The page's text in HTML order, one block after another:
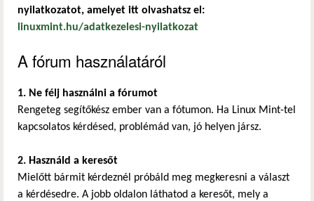
nyilatkozatot, amelyet itt olvashatsz el:
linuxmint.hu/adatkezelesi-nyilatkozat
A fórum használatáról
1. Ne félj használni a fórumot
Rengeteg segítőkész ember van a fótumon. Ha Linux Mint-tel
kapcsolatos kérdésed, problémád van, jó helyen jársz.
2. Használd a keresőt
Mielőtt bármit kérdeznél próbáld meg megkeresni a választ
a kérdésedre. A jobb oldalon láthatod a keresőt, mely a